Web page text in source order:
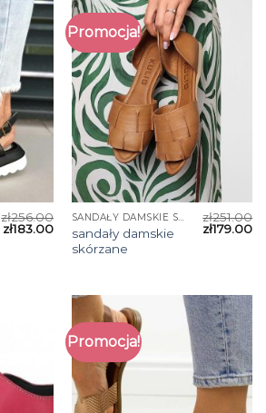
zł256.00
zł183.00
Promocja!
SANDAŁY DAMSKIE SKÓRZANE
sandały damskie
skórzane
zł251.00
zł179.00
Promocja!